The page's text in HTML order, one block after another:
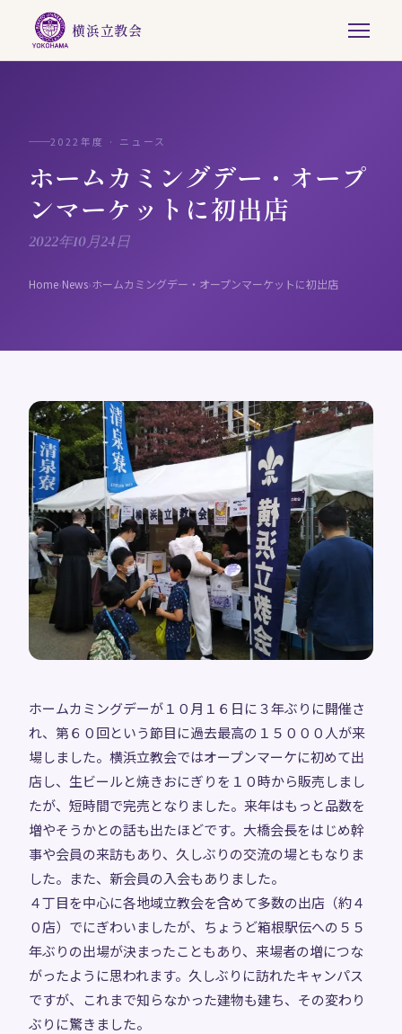
横浜立教会
2022年度 · ニュース
ホームカミングデー・オープ
ンマーケットに初出店
2022年10月24日
Home›News›ホームカミングデー・オープンマーケットに初出店
ホームカミングデーが１０月１６日に３年ぶりに開催さ
れ、第６０回という節目に過去最高の１５０００人が来
場しました。横浜立教会ではオープンマーケに初めて出
店し、生ビールと焼きおにぎりを１０時から販売しまし
たが、短時間で完売となりました。来年はもっと品数を
増やそうかとの話も出たほどです。大橋会長をはじめ幹
事や会員の来訪もあり、久しぶりの交流の場ともなりま
した。また、新会員の入会もありました。
４丁目を中心に各地域立教会を含めて多数の出店（約４
０店）でにぎわいましたが、ちょうど箱根駅伝への５５
年ぶりの出場が決まったこともあり、来場者の増につな
がったように思われます。久しぶりに訪れたキャンパス
ですが、これまで知らなかった建物も建ち、その変わり
ぶりに驚きました。